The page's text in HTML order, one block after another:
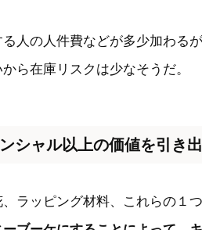
人の人件費などが多少加わる
ら在庫リスクは少なそうだ。
シャル以上の価値を引き
ラッピング材料、これらの１